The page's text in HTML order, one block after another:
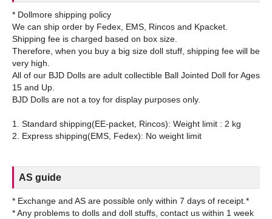
* Dollmore shipping policy
We can ship order by Fedex, EMS, Rincos and Kpacket.
Shipping fee is charged based on box size.
Therefore, when you buy a big size doll stuff, shipping fee will be
very high.
All of our BJD Dolls are adult collectible Ball Jointed Doll for Ages
15 and Up.
BJD Dolls are not a toy for display purposes only.
1. Standard shipping(EE-packet, Rincos): Weight limit : 2 kg
AS guide
* Exchange and AS are possible only within 7 days of receipt.*
* Any problems to dolls and doll stuffs, contact us within 1 week